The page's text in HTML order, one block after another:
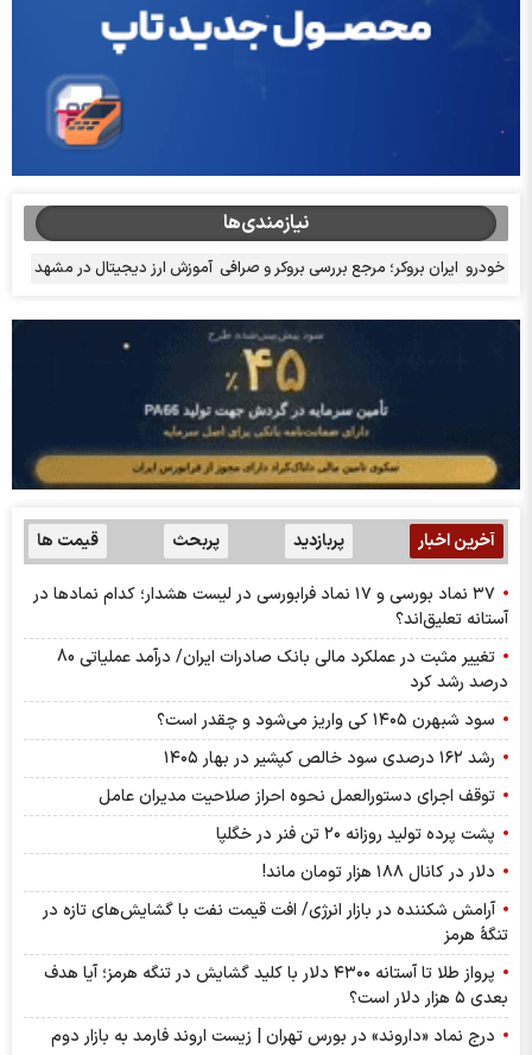
نیازمندی‌ها
خودرو ایران بروکر؛ مرجع بررسی بروکر و صرافی آموزش ارز دیجیتال در مشهد
آخرین اخبار پربازدید پربحث قیمت ها
۳۷ نماد بورسی و ۱۷ نماد فرابورسی در لیست هشدار؛ کدام نماد‌ها در
آستانه تعلیق‌اند؟
تغییر مثبت در عملکرد مالی بانک صادرات ایران/ درآمد عملیاتی 80
درصد رشد کرد
سود شبهرن ۱۴۰۵ کی واریز می‌شود و چقدر است؟
رشد ۱۶۲ درصدی سود خالص کپشیر در بهار ۱۴۰۵
توقف اجرای دستورالعمل نحوه احراز صلاحیت مدیران عامل
پشت پرده تولید روزانه ۲۰ تن فنر در خگلپا
دلار در کانال ۱۸۸ هزار تومان ماند!
آرامش شکننده در بازار انرژی/ افت قیمت نفت با گشایش‌های تازه در
تنگۀ هرمز
پرواز طلا تا آستانه ۴۳۰۰ دلار با کلید گشایش در تنگه هرمز؛ آیا هدف
بعدی ۵ هزار دلار است؟
درج نماد «داروند» در بورس تهران | زیست اروند فارمد به بازار دوم